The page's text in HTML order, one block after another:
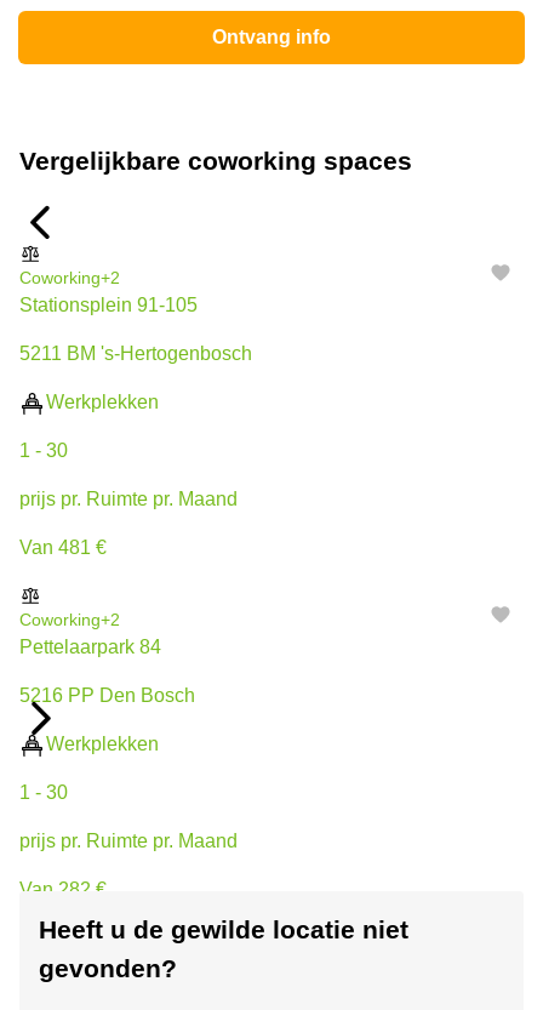
Ontvang info
Vergelijkbare coworking spaces
Coworking+2
Stationsplein 91-105
5211 BM 's-Hertogenbosch
Werkplekken
1 - 30
prijs pr. Ruimte pr. Maand
Van 481 €
Coworking+2
Pettelaarpark 84
5216 PP Den Bosch
Werkplekken
1 - 30
prijs pr. Ruimte pr. Maand
Van 282 €
Business center+2
Stationsplein 91-105
Heeft u de gewilde locatie niet
gevonden?